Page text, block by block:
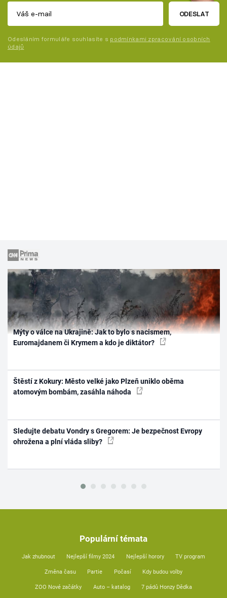
ODESLAT
Odesláním formuláře souhlasíte s podmínkami zpracování osobních
údajů
Mýty o válce na Ukrajině: Jak to bylo s nacismem,
Euromajdanem či Krymem a kdo je diktátor?
Štěstí z Kokury: Město velké jako Plzeň uniklo oběma
atomovým bombám, zasáhla náhoda
Sledujte debatu Vondry s Gregorem: Je bezpečnost Evropy
ohrožena a plní vláda sliby?
Populární témata
Jak zhubnout Nejlepší filmy 2024 Nejlepší horory TV program
Změna času Partie Počasí Kdy budou volby
ZOO Nové začátky Auto – katalog 7 pádů Honzy Dědka